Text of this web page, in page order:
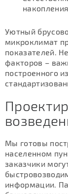
Уютный
микроклимат
показателей.
факторов –
построенного
Мы готовы
населенном
заказчики
информации.